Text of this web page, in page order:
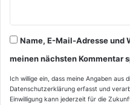
Name, E-Mail-Adresse und
meinen nächsten Kommentar
Ich willige ein, dass meine Angaben aus
Datenschutzerklärung erfasst und
Einwilligung kann jederzeit für die